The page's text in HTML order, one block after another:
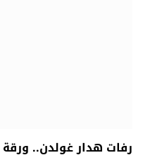
رفات هدار غولدن..